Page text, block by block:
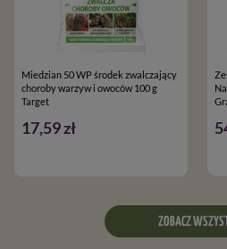
Miedzian 50 WP środek zwalczający
choroby warzyw i owoców 100 g
Target
17,59 zł
ZOBACZ